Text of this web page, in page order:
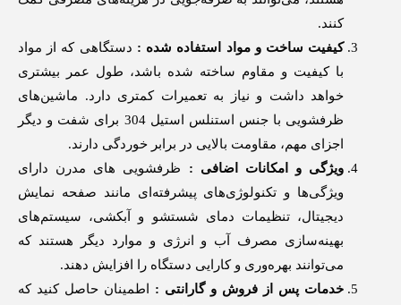
کنند.
کیفیت ساخت و مواد استفاده شده : دستگاهی که از مواد
با کیفیت و مقاوم ساخته شده باشد، طول عمر بیشتری
خواهد داشت و نیاز به تعمیرات کمتری دارد. ماشین‌های
ظرفشویی با جنس استنلس استیل 304 برای شفت و دیگر
اجزای مهم، مقاومت بالایی در برابر خوردگی دارند.
ویژگی و امکانات اضافی : ظرفشویی های مدرن دارای
ویژگی‌ها و تکنولوژی‌های پیشرفته‌ای مانند صفحه نمایش
دیجیتال، تنظیمات دمای شستشو و آبکشی، سیستم‌های
بهینه‌سازی مصرف آب و انرژی و موارد دیگر هستند که
می‌توانند بهره‌وری و کارایی دستگاه را افزایش دهند.
خدمات پس از فروش و گارانتی :
اطمینان حاصل کنید که